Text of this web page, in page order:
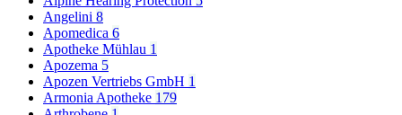
Angelini 8
Apomedica 6
Apotheke Mühlau 1
Apozema 5
Apozen Vertriebs GmbH 1
Armonia Apotheke 179